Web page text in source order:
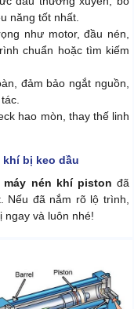
năng tốt nhất.
như motor, đầu nén,
chuẩn hoặc tìm kiếm
đảm bảo ngắt nguồn,
hao mòn, thay thế linh
khí bị keo dầu
nén khí piston đã
Nếu đã nắm rõ lộ trình,
ngay và luôn nhé!